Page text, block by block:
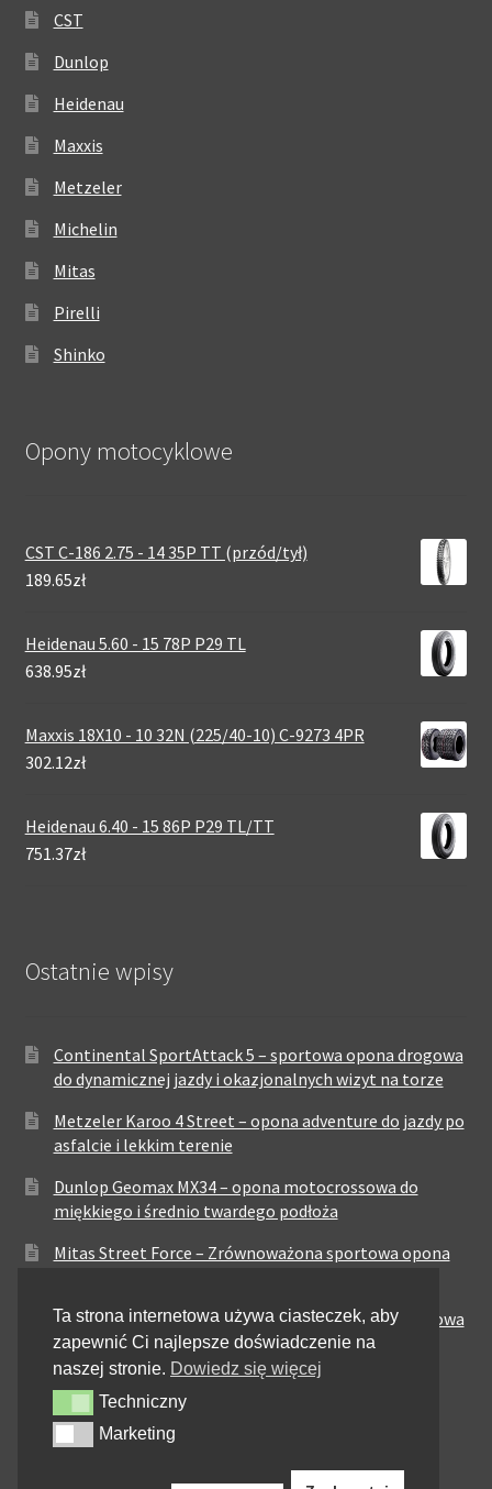
CST
Dunlop
Heidenau
Maxxis
Metzeler
Michelin
Mitas
Pirelli
Shinko
Opony motocyklowe
CST C-186 2.75 - 14 35P TT (przód/tył)
189.65zł
Heidenau 5.60 - 15 78P P29 TL
638.95zł
Maxxis 18X10 - 10 32N (225/40-10) C-9273 4PR
302.12zł
Heidenau 6.40 - 15 86P P29 TL/TT
751.37zł
Ostatnie wpisy
Continental SportAttack 5 – sportowa opona drogowa
do dynamicznej jazdy i okazjonalnych wizyt na torze
Metzeler Karoo 4 Street – opona adventure do jazdy po
asfalcie i lekkim terenie
Dunlop Geomax MX34 – opona motocrossowa do
miękkiego i średnio twardego podłoża
Mitas Street Force – Zrównoważona sportowa opona
CST CM-NK01 – Nowoczesna sportowa opona drogowa
Maxxis MA-ST3 – Sportowo-turystyczna opona o
zrównoważonych osiągach
Pirelli City Demon – Niezawodność w codziennej
jeździe miejskiej
Ta strona internetowa używa ciasteczek, aby
zapewnić Ci najlepsze doświadczenie na
naszej stronie. Dowiedz się więcej
Techniczny
Techniczny
MarketingMarketing